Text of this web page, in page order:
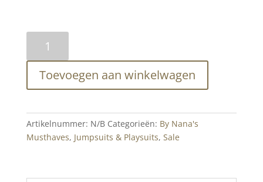
Camo
Jumpsuit
aantal
Toevoegen aan winkelwagen
Artikelnummer: N/B Categorieën: By Nana's
Musthaves, Jumpsuits & Playsuits, Sale